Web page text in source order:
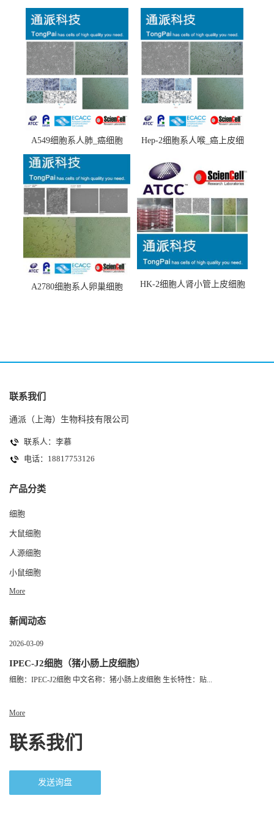
A549细胞系人肺_癌细胞
(A549细胞)
Hep-2细胞系人喉_癌上皮细
A2780细胞系人卵巢细胞
HK-2细胞人肾小管上皮细胞
联系我们
通派（上海）生物科技有限公司
联系人：李慕
电话：18817753126
产品分类
细胞
大鼠细胞
人源细胞
小鼠细胞
More
新闻动态
2026-03-09
IPEC-J2细胞（猪小肠上皮细胞）
细胞：IPEC-J2细胞 中文名称：猪小肠上皮细胞 生长特性：贴...
More
联系我们
发送询盘